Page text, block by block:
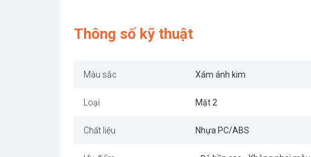
Thông số kỹ thuật
Màu sắc Xám ánh kim
Loại Mặt 2
Chất liệu Nhựa PC/ABS